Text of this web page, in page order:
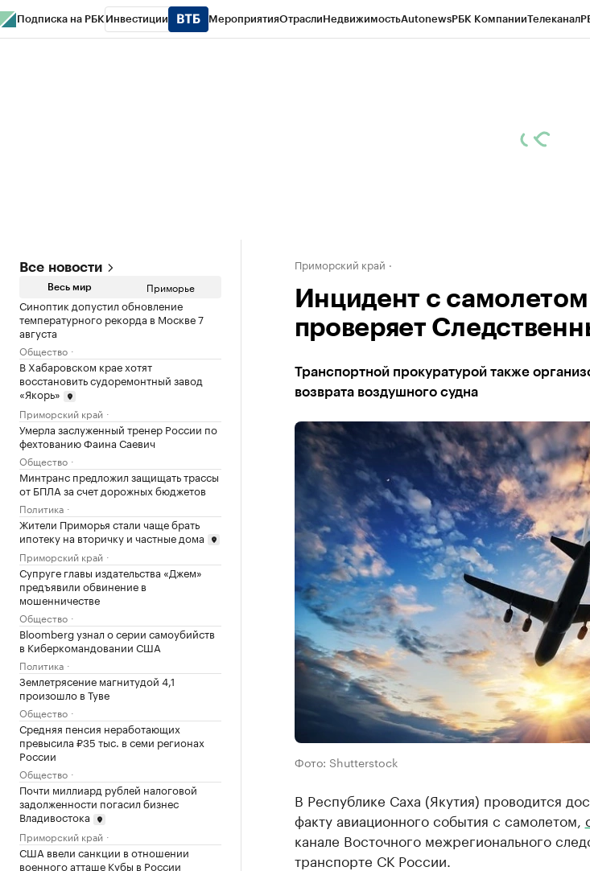
Подписка на РБК Инвестиции МероприятияОтраслиНедвижимостьAutonewsРБК КомпанииТелеканал
Все новости
Весь мир Приморье
Синоптик допустил обновление
температурного рекорда в Москве 7
августа
Общество
В Хабаровском крае хотят
восстановить судоремонтный завод
«Якорь»
Приморский край
Умерла заслуженный тренер России по
фехтованию Фаина Саевич
Общество
Минтранс предложил защищать трассы
от БПЛА за счет дорожных бюджетов
Политика
Жители Приморья стали чаще брать
ипотеку на вторичку и частные дома
Приморский край
Супруге главы издательства «Джем»
предъявили обвинение в
мошенничестве
Общество
Bloomberg узнал о серии самоубийств
в Киберкомандовании США
Политика
Землетрясение магнитудой 4,1
произошло в Туве
Общество
Средняя пенсия неработающих
превысила ₽35 тыс. в семи регионах
России
Общество
Почти миллиард рублей налоговой
задолженности погасил бизнес
Владивостока
Приморский край
США ввели санкции в отношении
военного атташе Кубы в России
Приморский край
Инцидент с самолетом
проверяет
Транспортной прокуратурой также
возврата воздушного судна
Фото: Shutterstock
В Республике Саха (Якутия) проводится
факту авиационного события с самолетом,
канале Восточного межрегионального
транспорте СК России.